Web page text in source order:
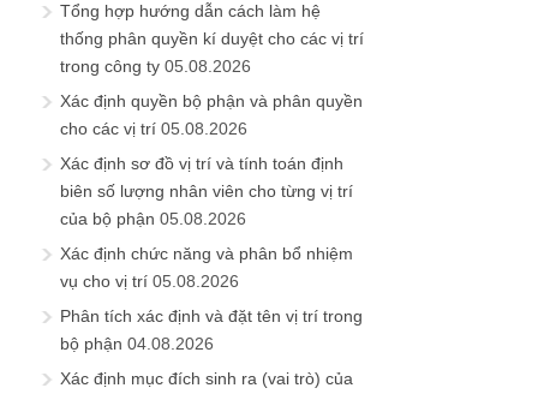
Tổng hợp hướng dẫn cách làm hệ
thống phân quyền kí duyệt cho các vị trí
trong công ty 05.08.2026
Xác định quyền bộ phận và phân quyền
cho các vị trí 05.08.2026
Xác định sơ đồ vị trí và tính toán định
biên số lượng nhân viên cho từng vị trí
của bộ phận 05.08.2026
Xác định chức năng và phân bổ nhiệm
vụ cho vị trí 05.08.2026
Phân tích xác định và đặt tên vị trí trong
bộ phận 04.08.2026
Xác định mục đích sinh ra (vai trò) của